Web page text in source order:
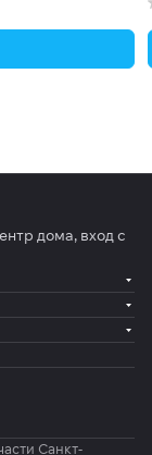
дома, вход с
Санкт-